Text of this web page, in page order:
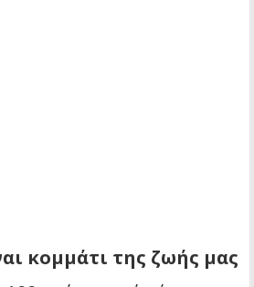
κομμάτι της ζωής μας